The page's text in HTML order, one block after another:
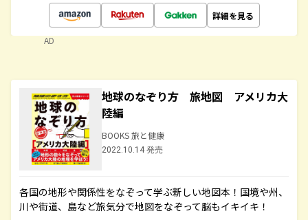
詳細を見る
AD
地球のなぞり方 旅地図 アメリカ大
陸編
BOOKS 旅と健康
2022.10.14 発売
各国の地形や関係性をなぞって学ぶ新しい地図本！国境や州、
川や街道、島など旅気分で地図をなぞって脳もイキイキ！